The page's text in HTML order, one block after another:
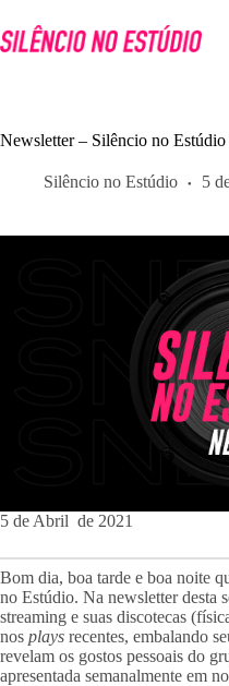
para
o
Newsletter – Silêncio no
Silêncio no Estúdio 5
5 de Abril de 2021
Bom dia, boa tarde e boa noite
no Estúdio. Na newsletter desta
streaming e suas discotecas
nos plays recentes, embalando
revelam os gostos pessoais do
apresentada semanalmente em